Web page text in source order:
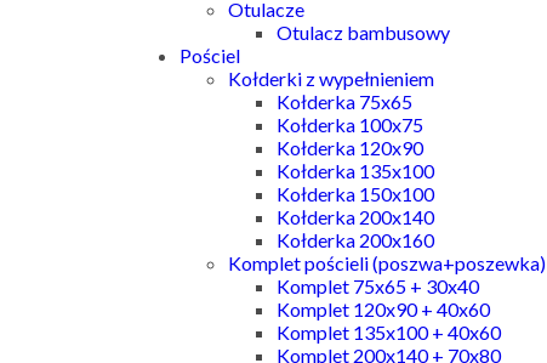
Otulacze
Otulacz bambusowy
Pościel
Kołderki z wypełnieniem
Kołderka 75x65
Kołderka 100x75
Kołderka 120x90
Kołderka 135x100
Kołderka 150x100
Kołderka 200x140
Kołderka 200x160
Komplet pościeli (poszwa+poszewka)
Komplet 75x65 + 30x40
Komplet 120x90 + 40x60
Komplet 135x100 + 40x60
Komplet 200x140 + 70x80